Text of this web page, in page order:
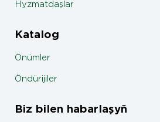
Hyzmatdaşlar
Katalog
Önümler
Öndürijiler
Biz bilen habarlaşyň